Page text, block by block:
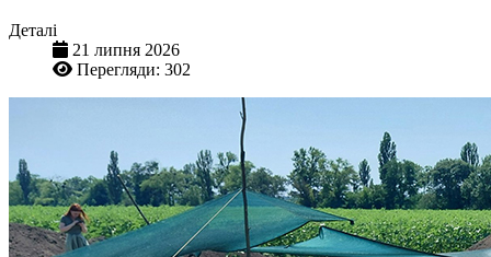
Деталі
21 липня 2026
Перегляди: 302